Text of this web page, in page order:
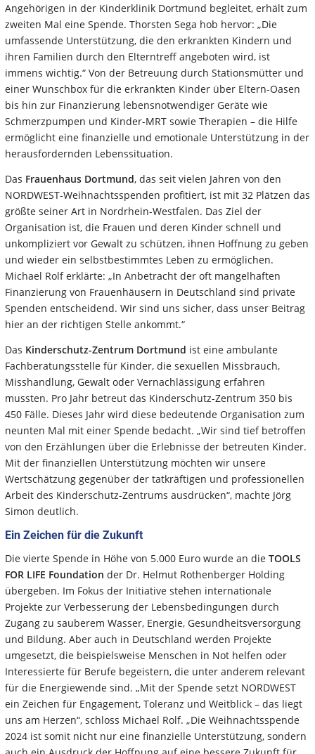
Angehörigen in der Kinderklinik Dortmund begleitet, erhält zum
zweiten Mal eine Spende. Thorsten Sega hob hervor: „Die
umfassende Unterstützung, die den erkrankten Kindern und
ihren Familien durch den Elterntreff angeboten wird, ist
immens wichtig.“ Von der Betreuung durch Stationsmütter und
einer Wunschbox für die erkrankten Kinder über Eltern-Oasen
bis hin zur Finanzierung lebensnotwendiger Geräte wie
Schmerzpumpen und Kinder-MRT sowie Therapien – die Hilfe
ermöglicht eine finanzielle und emotionale Unterstützung in der
herausfordernden Lebenssituation.
Das Frauenhaus Dortmund, das seit vielen Jahren von den
NORDWEST-Weihnachtsspenden profitiert, ist mit 32 Plätzen das
größte seiner Art in Nordrhein-Westfalen. Das Ziel der
Organisation ist, die Frauen und deren Kinder schnell und
unkompliziert vor Gewalt zu schützen, ihnen Hoffnung zu geben
und wieder ein selbstbestimmtes Leben zu ermöglichen.
Michael Rolf erklärte: „In Anbetracht der oft mangelhaften
Finanzierung von Frauenhäusern in Deutschland sind private
Spenden entscheidend. Wir sind uns sicher, dass unser Beitrag
hier an der richtigen Stelle ankommt.“
Das Kinderschutz-Zentrum Dortmund ist eine ambulante
Fachberatungsstelle für Kinder, die sexuellen Missbrauch,
Misshandlung, Gewalt oder Vernachlässigung erfahren
mussten. Pro Jahr betreut das Kinderschutz-Zentrum 350 bis
450 Fälle. Dieses Jahr wird diese bedeutende Organisation zum
neunten Mal mit einer Spende bedacht. „Wir sind tief betroffen
von den Erzählungen über die Erlebnisse der betreuten Kinder.
Mit der finanziellen Unterstützung möchten wir unsere
Wertschätzung gegenüber der tatkräftigen und professionellen
Arbeit des Kinderschutz-Zentrums ausdrücken“, machte Jörg
Simon deutlich.
Ein Zeichen für die Zukunft
Die vierte Spende in Höhe von 5.000 Euro wurde an die TOOLS
FOR LIFE Foundation der Dr. Helmut Rothenberger Holding
übergeben. Im Fokus der Initiative stehen internationale
Projekte zur Verbesserung der Lebensbedingungen durch
Zugang zu sauberem Wasser, Energie, Gesundheitsversorgung
und Bildung. Aber auch in Deutschland werden Projekte
umgesetzt, die beispielsweise Menschen in Not helfen oder
Interessierte für Berufe begeistern, die unter anderem relevant
für die Energiewende sind. „Mit der Spende setzt NORDWEST
ein Zeichen für Engagement, Toleranz und Weitblick – das liegt
uns am Herzen“, schloss Michael Rolf. „Die Weihnachtsspende
2024 ist somit nicht nur eine finanzielle Unterstützung, sondern